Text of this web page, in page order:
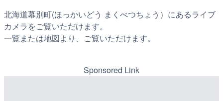
北海道幕別町(ほっかいどう まくべつちょう）にあるライブ
カメラをご覧いただけます。
一覧または地図より、ご覧いただけます。
Sponsored Link